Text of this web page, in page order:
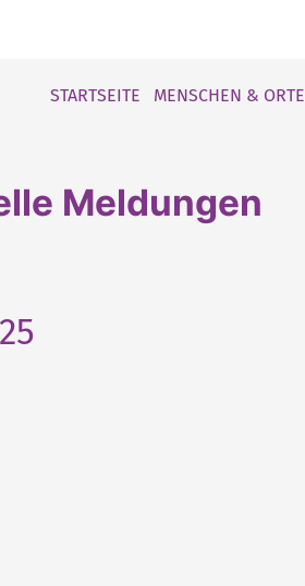
STARTSEITE MENSCHEN & ORTE
Meldungen